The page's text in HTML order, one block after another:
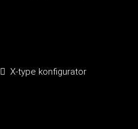
Nawigacja
Poprzedni
X-type konfigurator